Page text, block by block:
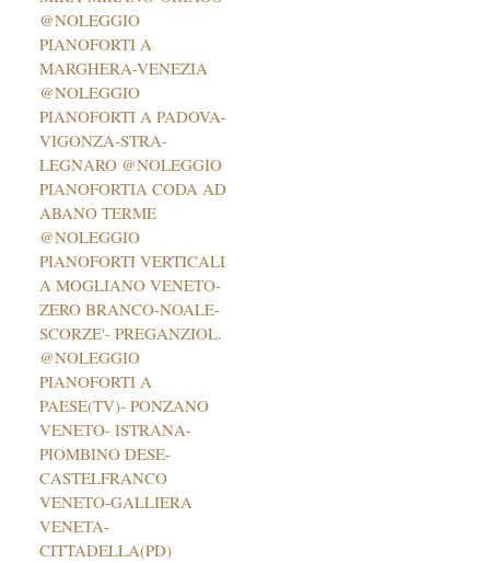
@NOLEGGIO
PIANOFORTI A
MARGHERA-VENEZIA
@NOLEGGIO
PIANOFORTI A PADOVA-
VIGONZA-STRA-
LEGNARO @NOLEGGIO
PIANOFORTIA CODA AD
ABANO TERME
@NOLEGGIO
PIANOFORTI VERTICALI
A MOGLIANO VENETO-
ZERO BRANCO-NOALE-
SCORZE'- PREGANZIOL.
@NOLEGGIO
PIANOFORTI A
PAESE(TV)- PONZANO
VENETO- ISTRANA-
PIOMBINO DESE-
CASTELFRANCO
VENETO-GALLIERA
VENETA-
CITTADELLA(PD)